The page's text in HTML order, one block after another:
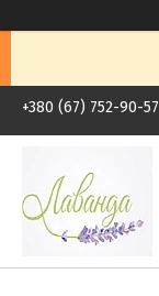
+380 (67) 752-90-57